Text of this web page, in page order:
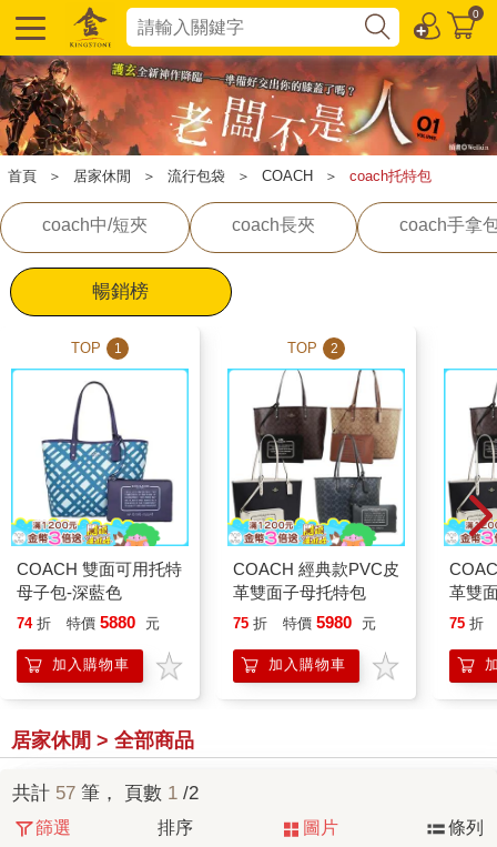
0
首頁 ＞ 居家休閒 ＞ 流行包袋 ＞ COACH ＞ coach托特包
coach中/短夾 coach長夾 coach手拿
暢銷榜
TOP 1
COACH 雙面可用托特
母子包-深藍色
74 折 特價 5880 元
加入購物車
TOP 2
COACH 經典款PVC皮
革雙面子母托特包
75 折 特價 5980 元
加入購物車
革雙
75 折
居家休閒 > 全部商品
共計 57 筆， 頁數 1 /2
篩選 排序 圖片 條列